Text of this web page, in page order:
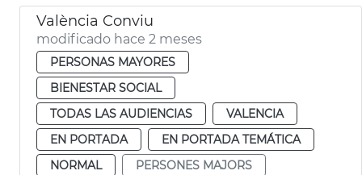
València Conviu
modificado hace 2 meses
PERSONAS MAYORES
BIENESTAR SOCIAL
TODAS LAS AUDIENCIAS
VALENCIA
EN PORTADA
EN PORTADA TEMÁTICA
NORMAL
PERSONES MAJORS